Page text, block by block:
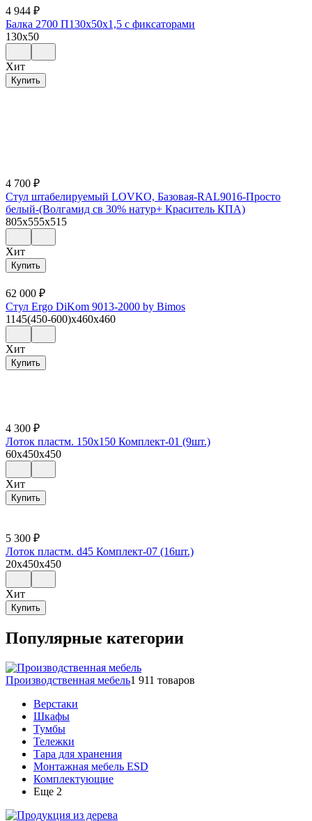
4 944 ₽
Балка 2700 П130х50х1,5 с фиксаторами
130x50
Хит
Купить
4 700 ₽
Стул штабелируемый LOVKO, Базовая-RAL9016-Просто
белый-(Волгамид св 30% натур+ Краситель КПА)
805x555x515
Хит
Купить
62 000 ₽
Стул Ergo DiKom 9013-2000 by Bimos
1145(450-600)x460x460
Хит
Купить
4 300 ₽
Лоток пластм. 150х150 Комплект-01 (9шт.)
60x450x450
Хит
Купить
5 300 ₽
Лоток пластм. d45 Комплект-07 (16шт.)
20x450x450
Хит
Купить
Популярные категории
Производственная мебель1 911 товаров
Верстаки
Шкафы
Тумбы
Тележки
Тара для хранения
Монтажная мебель ESD
Комплектующие
Еще 2